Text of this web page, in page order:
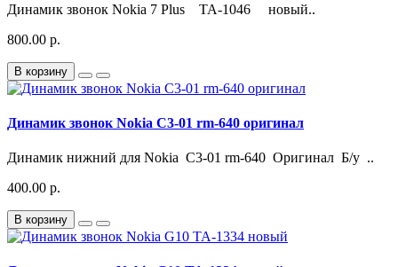
Динамик звонок Nokia 7 Plus TA-1046 новый..
800.00 р.
В корзину
Динамик звонок Nokia C3-01 rm-640 оригинал
Динамик нижний для Nokia C3-01 rm-640 Оригинал Б/у ..
400.00 р.
В корзину